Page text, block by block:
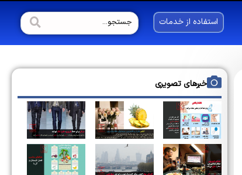
استفاده از خدمات
خبرهای تصویری